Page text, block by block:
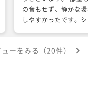
の音もせず、静かな
しやすかったです。
ディクリームも凄く
ューをみる（20件）